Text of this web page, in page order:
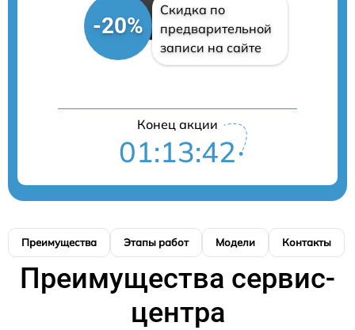
-20%
Скидка по
предварительной
записи на сайте
Конец акции
01:13:41
Преимущества Этапы работ Модели Контакты
Преимущества сервис-
центра